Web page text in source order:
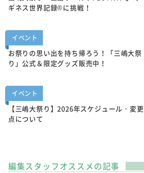
ギネス世界記録®に挑戦！
イベント
お祭りの思い出を持ち帰ろう！「三嶋大祭
り」公式＆限定グッズ販売中！
イベント
【三嶋大祭り】2026年スケジュール・変更
点について
編集スタッフオススメの記事